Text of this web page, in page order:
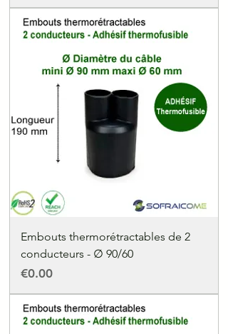
Embouts thermorétractables de 2
conducteurs - ∅ 90/60
Price
€0.00